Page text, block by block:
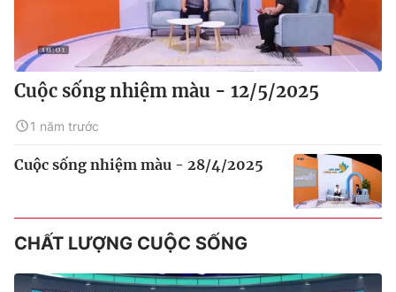
Cuộc sống nhiệm màu - 12/5/2025
1 năm trước
Cuộc sống nhiệm màu - 28/4/2025
CHẤT LƯỢNG CUỘC SỐNG